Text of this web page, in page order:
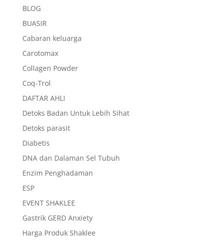
BLOG
BUASIR
Cabaran keluarga
Carotomax
Collagen Powder
Coq-Trol
DAFTAR AHLI
Detoks Badan Untuk Lebih Sihat
Detoks parasit
Diabetis
DNA dan Dalaman Sel Tubuh
Enzim Penghadaman
ESP
EVENT SHAKLEE
Gastrik GERD Anxiety
Harga Produk Shaklee